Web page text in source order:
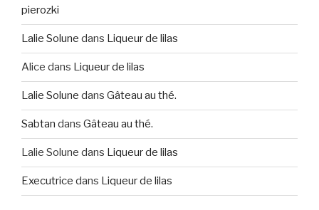
pierozki
Lalie Solune dans Liqueur de lilas
Alice dans Liqueur de lilas
Lalie Solune dans Gâteau au thé.
Sabtan dans Gâteau au thé.
Lalie Solune dans Liqueur de lilas
Executrice dans Liqueur de lilas